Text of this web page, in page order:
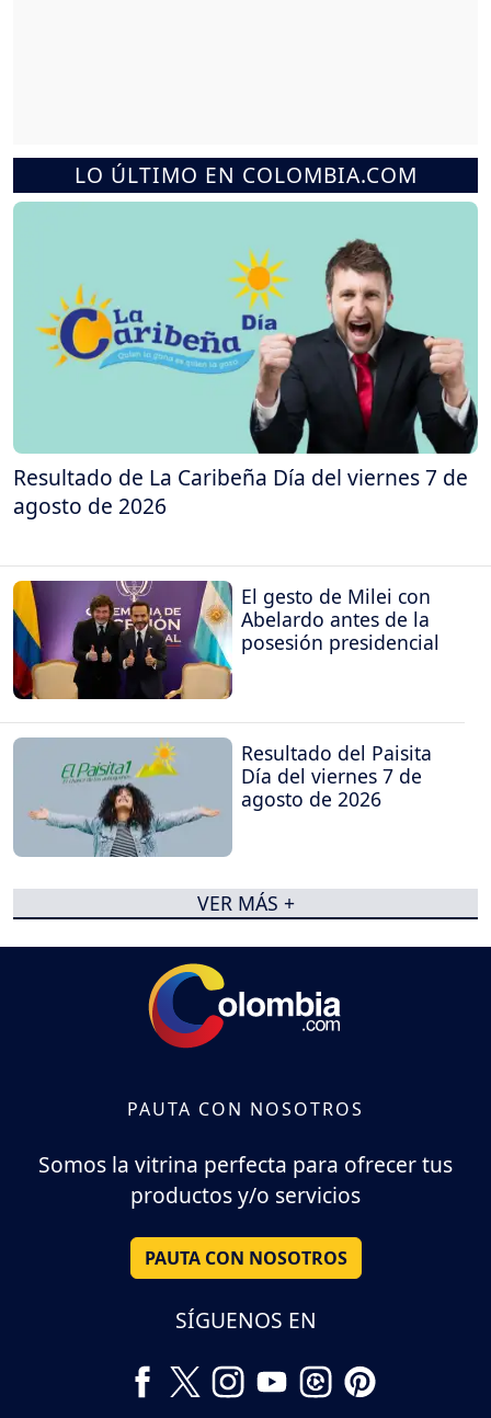
LO ÚLTIMO EN COLOMBIA.COM
Resultado de La Caribeña Día del viernes 7 de
agosto de 2026
El gesto de Milei con
Abelardo antes de la
posesión presidencial
Resultado del Paisita
Día del viernes 7 de
agosto de 2026
VER MÁS +
PAUTA CON NOSOTROS
Somos la vitrina perfecta para ofrecer tus
productos y/o servicios
PAUTA CON NOSOTROS
SÍGUENOS EN